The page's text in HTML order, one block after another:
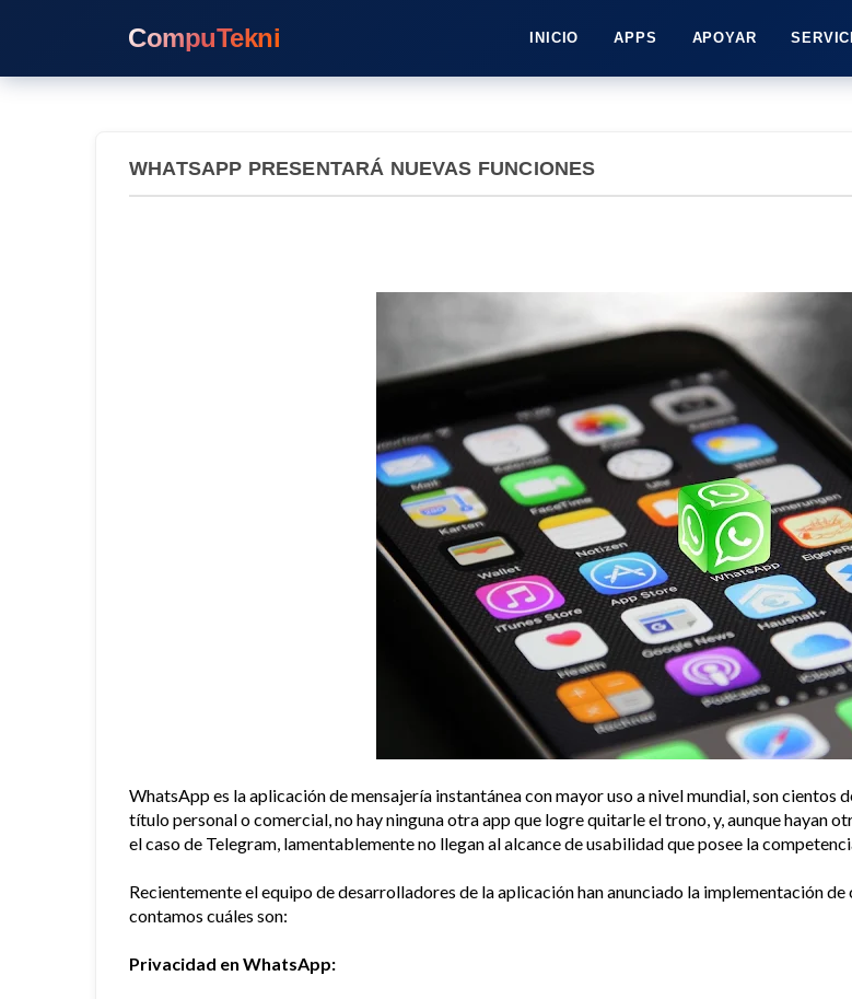
CompuTekni INICIO APPS APOYAR
WHATSAPP PRESENTARÁ NUEVAS FUNCIONES
WhatsApp es la aplicación de mensajería instantánea con mayor uso a nivel mundial, son cientos
título personal o comercial, no hay ninguna otra app que logre quitarle el trono, y, aunque hayan
el caso de Telegram, lamentablemente no llegan al alcance de usabilidad que posee la
Recientemente el equipo de desarrolladores de la aplicación han anunciado la implementación
contamos cuáles son:
Privacidad en WhatsApp: